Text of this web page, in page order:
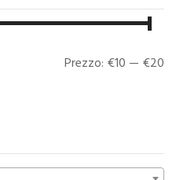
Prezzo
Prezzo
Prezzo: €10 — €20